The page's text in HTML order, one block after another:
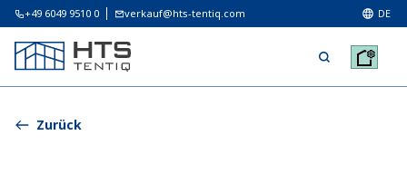
+49 6049 9510 0 verkauf@hts-tentiq.com DE
Zurück